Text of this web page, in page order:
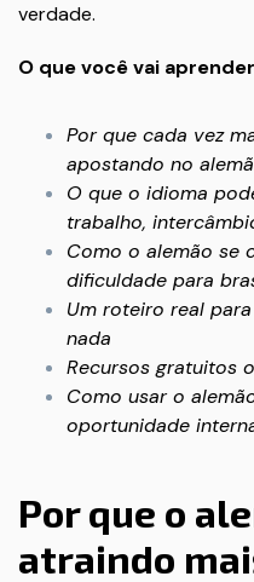
verdade.
O que você vai
Por que cada vez
apostando no
O que o idioma
trabalho,
Como o alemão se
dificuldade para
Um roteiro real
nada
Recursos gratuitos
Como usar o
oportunidade
Por que o
atraindo